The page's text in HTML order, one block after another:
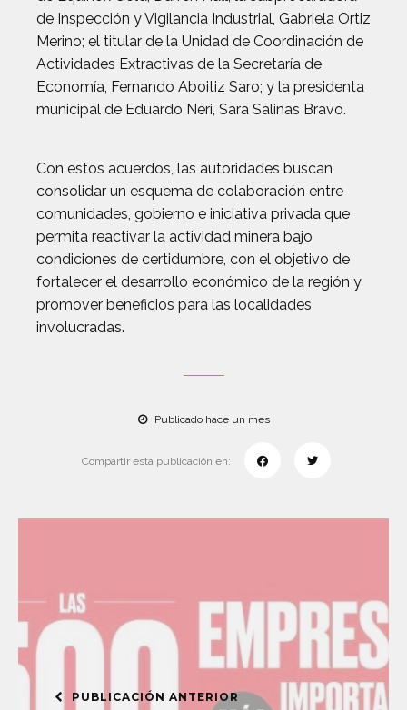
de Inspección y Vigilancia Industrial, Gabriela Ortiz
Merino; el titular de la Unidad de Coordinación de
Actividades Extractivas de la Secretaría de
Economía, Fernando Aboitiz Saro; y la presidenta
municipal de Eduardo Neri, Sara Salinas Bravo.
Con estos acuerdos, las autoridades buscan
consolidar un esquema de colaboración entre
comunidades, gobierno e iniciativa privada que
permita reactivar la actividad minera bajo
condiciones de certidumbre, con el objetivo de
fortalecer el desarrollo económico de la región y
promover beneficios para las localidades
involucradas.
Publicado hace un mes
Compartir esta publicación en:
PUBLICACIÓN ANTERIOR